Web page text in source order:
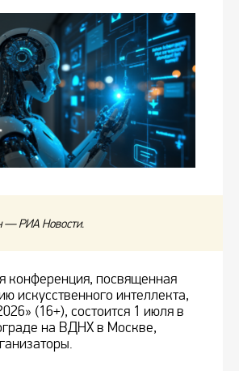
— РИА Новости.
конференция, посвященная
искусственного интеллекта,
(16+), состоится 1 июля в
на ВДНХ в Москве,